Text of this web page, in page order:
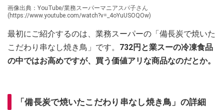
画像出典：YouTube/業務スーパーマニアスパ子さん
(https://www.youtube.com/watch?v=_4oYuUSOQOw)
最初にご紹介するのは、業務スーパーの「備長炭で焼いた
こだわり串なし焼き鳥」です。 732円と業スーの冷凍食品
の中ではお高めですが、買う価値アリな商品なのだとか。
「備長炭で焼いたこだわり串なし焼き鳥」の詳細